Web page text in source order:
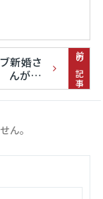
前の記事
新婚さ
んが…
ん。